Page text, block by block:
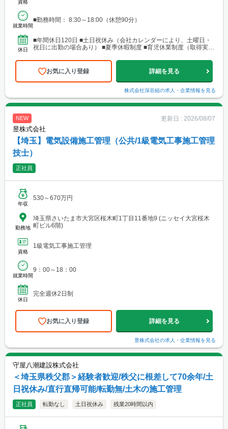
資格
就業時間
■勤務時間： 8:30～18:00（休憩90分）
休日
■年間休日120日 ■土日祝休み（会社カレンダーにより、土曜日・
祝日に出勤の場合あり） ■夏季休暇制度 ■育児休業制度（取得実績
お気に入り登録 詳細を見る
株式会社深谷組の求人・企業情報を見る
NEW 更新日 : 2026/08/07
昱株式会社
【埼玉】電気設備施工管理（公共/1級電気工事施工管理
技士）
正社員
年収
530～670万円
勤務地
埼玉県さいたま市大宮区桜木町1丁目11番地9 (ニッセイ大宮桜木
町ビル6階)
資格
1級電気工事施工管理
就業時間
9：00～18：00
休日
完全週休2日制
お気に入り登録 詳細を見る
昱株式会社の求人・企業情報を見る
守屋八潮建設株式会社
＜埼玉県秩父郡＞経験者歓迎/秩父に根差して70余年/土
日祝休み/直行直帰可能/転勤無/土木の施工管理
正社員 転勤なし 土日祝休み 残業20時間以内